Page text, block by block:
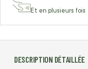
Et en plusieurs fois
DESCRIPTION DÉTAILLÉE